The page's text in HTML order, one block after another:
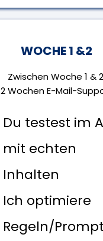
WOCHE 1 &2
Zwischen Woche 1 &
2 Wochen E-Mail-
Du testest im
mit echten
Inhalten
Ich optimiere
Regeln/